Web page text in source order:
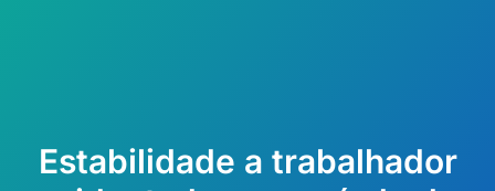
Estabilidade a trabalhador